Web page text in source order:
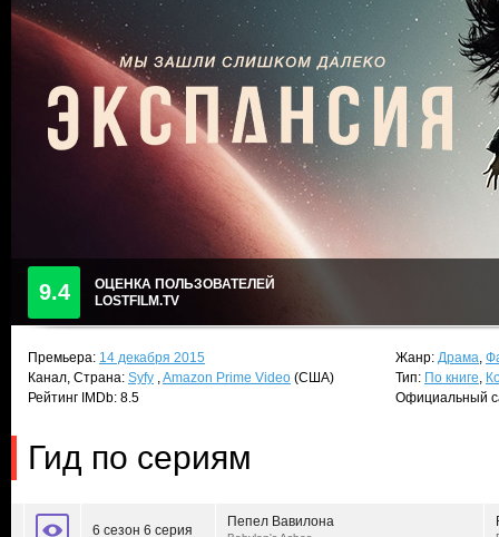
9.4
ОЦЕНКА ПОЛЬЗОВАТЕЛЕЙ
LOSTFILM.TV
Премьера: 14 декабря 2015
Канал, Страна: Syfy ,Amazon Prime Video (США)
Рейтинг IMDb: 8.5
Жанр: Драма,
Тип: По книге,
Официальный
Гид по сериям
6 сезон 6 серия
Пепел Вавилона